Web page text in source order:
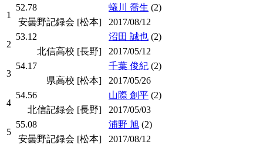
1
52.78 蟻川 喬生 (2)
安曇野記録会 [松本]
2017/08/12
2
53.12 沼田 誠也 (2)
北信高校 [長野]
2017/05/12
3
54.17 千葉 俊紀 (2)
県高校 [松本]
2017/05/26
4
54.56 山際 創平 (2)
北信記録会 [長野]
2017/05/03
5
55.08 浦野 旭 (2)
安曇野記録会 [松本]
2017/08/12